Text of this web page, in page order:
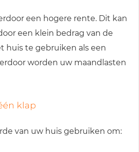
een hogere rente. Dit kan
een klein bedrag van de
huis te gebruiken als een
worden uw maandlasten
klap
van uw huis gebruiken om: